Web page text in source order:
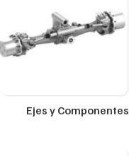
Ejes y Componentes